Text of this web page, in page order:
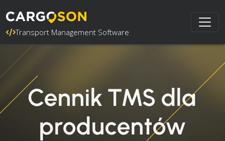
Transport Management Software
Cennik TMS dla
producentów